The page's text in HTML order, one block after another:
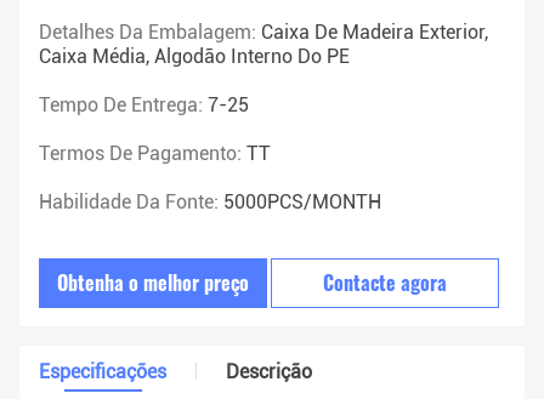
Detalhes Da Embalagem: Caixa De Madeira Exterior,
Caixa Média, Algodão Interno Do PE
Tempo De Entrega: 7-25
Termos De Pagamento: TT
Habilidade Da Fonte: 5000PCS/MONTH
Obtenha o melhor preço Contacte agora
Especificações Descrição